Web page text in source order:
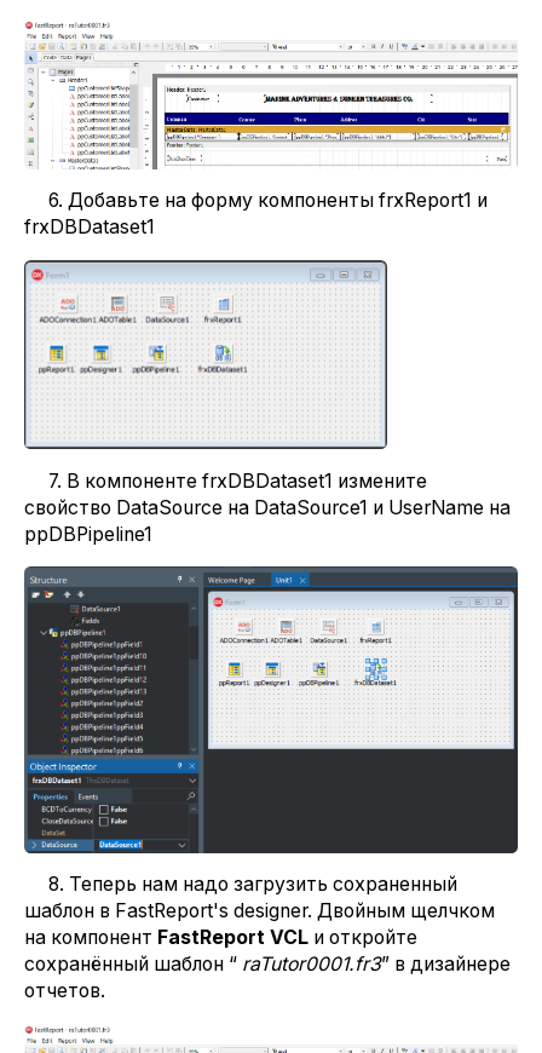
6. Добавьте на форму компоненты frxReport1 и
frxDBDataset1
7. В компоненте frxDBDataset1 измените
свойство DataSource на DataSource1 и UserName на
ppDBPipeline1
8. Теперь нам надо загрузить сохраненный
шаблон в FastReport's designer. Двойным щелчком
на компонент FastReport VCL и откройте
сохранённый шаблон “ raTutor0001.fr3” в дизайнере
отчетов.